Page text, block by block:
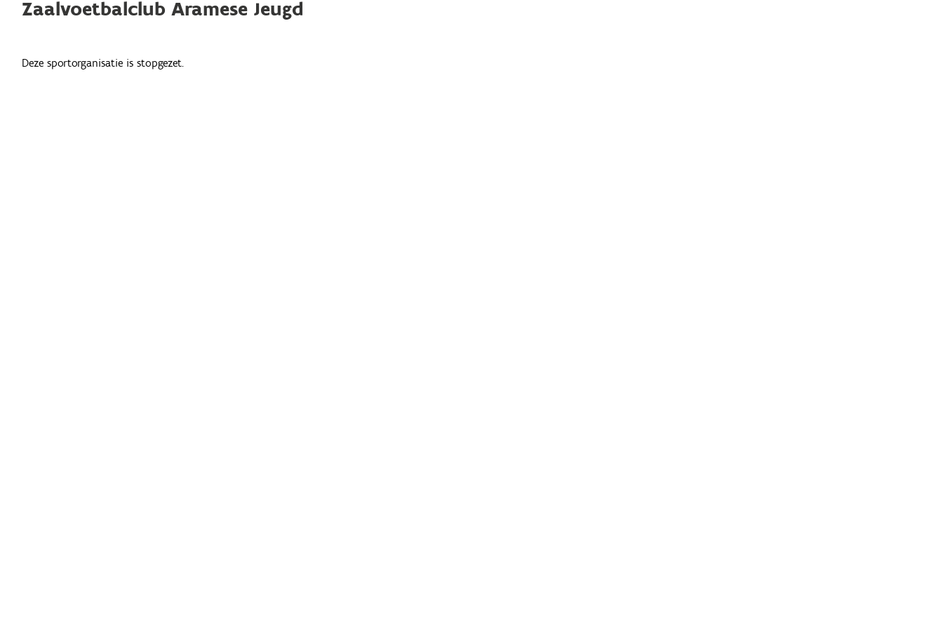
Zaalvoetbalclub Aramese Jeugd
Deze sportorganisatie is stopgezet.